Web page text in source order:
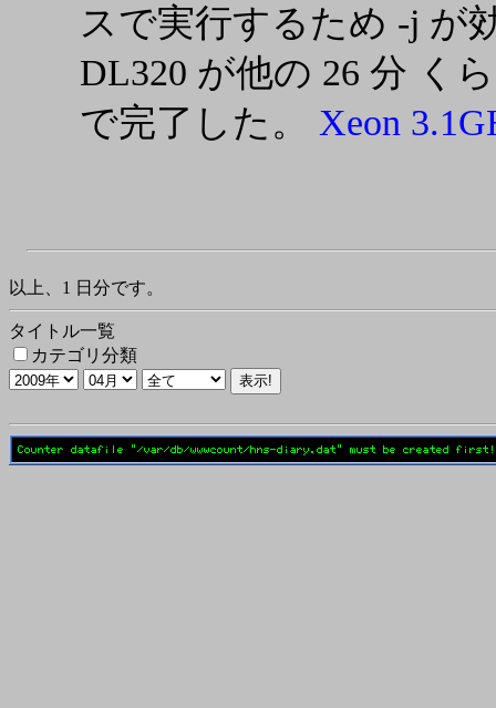
スで実行するため -j が
DL320 が他の 26 分 く
で完了した。 Xeon
以上、1 日分です。
タイトル一覧
カテゴリ分類